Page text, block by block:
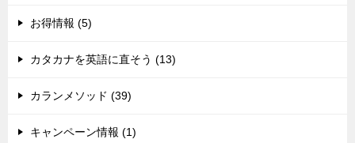
お得情報 (5)
カタカナを英語に直そう (13)
カランメソッド (39)
キャンペーン情報 (1)